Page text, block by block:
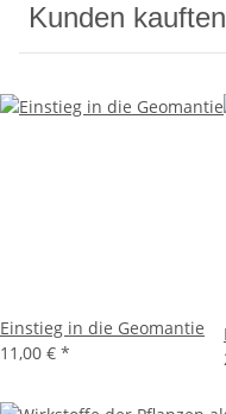
Kunden
Einstieg in die Geomantie
11,00 € *